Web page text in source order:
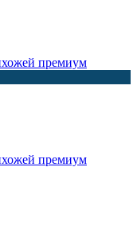
премиум
премиум